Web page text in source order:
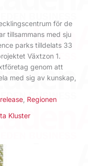
för de
tillsammans med sju
parks tilldelats 33
Växtzon 1.
genom att
med sig av kunskap,
Regionen
Kluster